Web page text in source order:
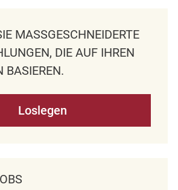
MASSGESCHNEIDERTE J
DIE AUF IHREN I
Loslegen